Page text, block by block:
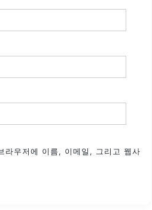
라우저에 이름, 이메일, 그리고 웹사